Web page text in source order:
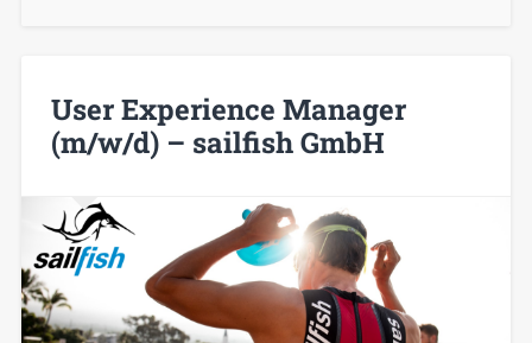
User Experience Manager
(m/w/d) – sailfish GmbH